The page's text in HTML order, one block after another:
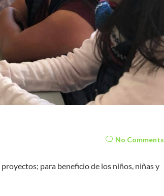
No Comments
para beneficio de los niños, niñas y